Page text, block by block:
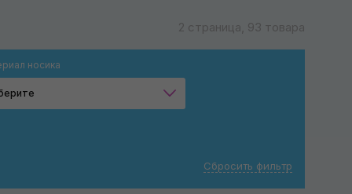
2 страница, 93 товара
носика
Сбросить фильтр